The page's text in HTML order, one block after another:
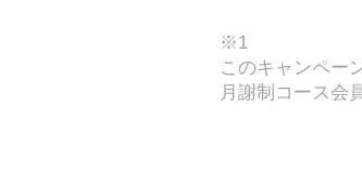
※1
このキャンペー
月謝制コース会